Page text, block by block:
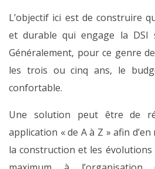
L’objectif ici est de construire
et durable qui engage la DSI
Généralement, pour ce genre
les trois ou cinq ans, le
confortable.
Une solution peut être de
application « de A à Z » afin
la construction et les